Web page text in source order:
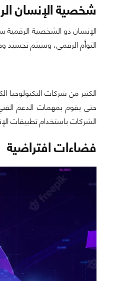
شخصية الإنسان
الإنسان ذو الشخصية الرقمية
التوأم الرقمي، وسيتم تجسيد
الكثير من شركات التكنولوجيا
الشركات باستخدام تطبيقات
فضاءات افتراضية